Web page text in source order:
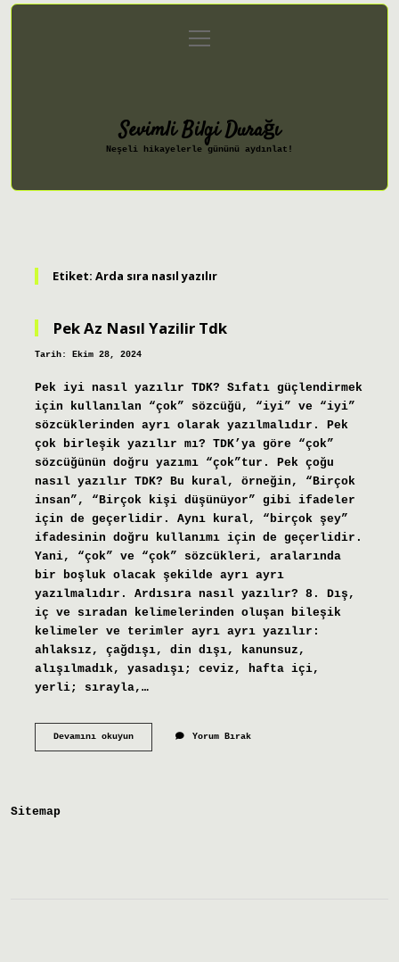
Gizlilik Politikası
menüyü
aç
Sevimli Bilgi Durağı
Neşeli hikayelerle gününü aydınlat!
Etiket: Arda sıra nasıl yazılır
Pek Az Nasıl Yazilir Tdk
Tarih: Ekim 28, 2024
Pek iyi nasıl yazılır TDK? Sıfatı güçlendirmek
için kullanılan “çok” sözcüğü, “iyi” ve “iyi”
sözcüklerinden ayrı olarak yazılmalıdır. Pek
çok birleşik yazılır mı? TDK’ya göre “çok”
sözcüğünün doğru yazımı “çok”tur. Pek çoğu
nasıl yazılır TDK? Bu kural, örneğin, “Birçok
insan”, “Birçok kişi düşünüyor” gibi ifadeler
için de geçerlidir. Aynı kural, “birçok şey”
ifadesinin doğru kullanımı için de geçerlidir.
Yani, “çok” ve “çok” sözcükleri, aralarında
bir boşluk olacak şekilde ayrı ayrı
yazılmalıdır. Ardısıra nasıl yazılır? 8. Dış,
iç ve sıradan kelimelerinden oluşan bileşik
kelimeler ve terimler ayrı ayrı yazılır:
ahlaksız, çağdışı, din dışı, kanunsuz,
alışılmadık, yasadışı; ceviz, hafta içi,
yerli; sırayla,…
Devamını okuyunPek
Yorum Bırak
Sitemap